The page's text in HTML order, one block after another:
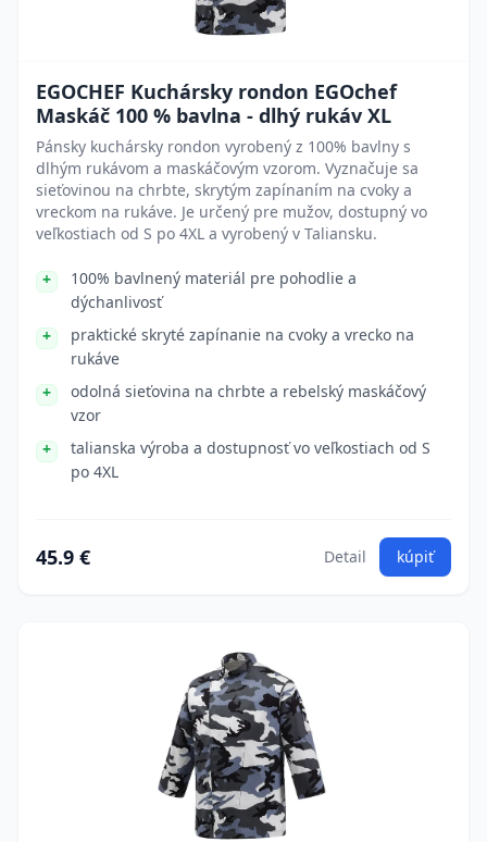
EGOCHEF Kuchársky rondon EGOchef
Maskáč 100 % bavlna - dlhý rukáv XL
Pánsky kuchársky rondon vyrobený z 100% bavlny s
dlhým rukávom a maskáčovým vzorom. Vyznačuje sa
sieťovinou na chrbte, skrytým zapínaním na cvoky a
vreckom na rukáve. Je určený pre mužov, dostupný vo
veľkostiach od S po 4XL a vyrobený v Taliansku.
100% bavlnený materiál pre pohodlie a
dýchanlivosť
praktické skryté zapínanie na cvoky a vrecko na
rukáve
odolná sieťovina na chrbte a rebelský maskáčový
vzor
talianska výroba a dostupnosť vo veľkostiach od S
po 4XL
45.9 € Detail kúpiť